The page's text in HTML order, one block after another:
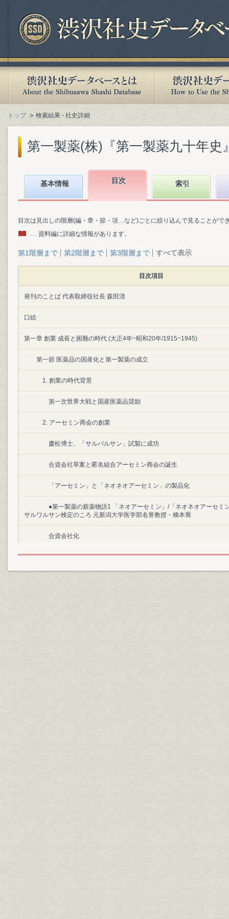
トップ 検索結果 - 社史詳細
第一製薬(株)『第一製薬九十年史
基本情報 目次 索引
目次は見出しの階層(編・章・節・項…など)ごとに絞り込んで見ることがで
… 資料編に詳細な情報があります。
第1階層まで 第2階層まで 第3階層まで すべて表示
目次項目
発刊のことば 代表取締役社長 森田清
口絵
第一章 創業 成長と困難の時代 (大正4年~昭和20年/1915~1945)
第一節 医薬品の国産化と第一製薬の成立
1. 創業の時代背景
第一次世界大戦と国産医薬品奨励
2. アーセミン商会の創業
慶松博士、「サルバルサン」試製に成功
合資会社草案と匿名組合アーセミン商会の誕生
「アーセミン」と「ネオネオアーセミン」の製品化
●第一製薬の新薬物語1 「ネオアーセミン」/「ネオネオアーセ
サルワルサン検定のころ 元新潟大学医学部名誉教授・橋本喬
合資会社化
〈コラム〉小包便から問屋取引へ
柳島工場の拡張
3. 第一製薬株式会社の設立
第一製薬株式会社のスタート
工業製品の製造に着手
柳島工場の増設と生産能力の拡大
第二代社長に津村重舎が就任
増資、買収で梅毒治療薬のトップに立つ
「ボスミン」開発により新薬メーカーへの第一歩を踏み出す
新本社の竣工と大阪支店の開設
〈コラム〉野球チーム「606号アーセミン」
4. 関東大震災と復興
関東大震災で本社と柳島工場を焼失
京都分工場を設置し復興を図る
柳島工場の復旧と震災後の業績回復
〈コラム〉京都分工場で10年間無事故記録
池田専務の就任と大阪支店の拡充
工場新設計画と関東大震災後の措置